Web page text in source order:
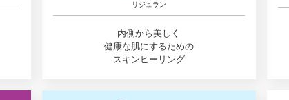
リジュラン
内側から美しく
健康な肌にするための
スキンヒーリング